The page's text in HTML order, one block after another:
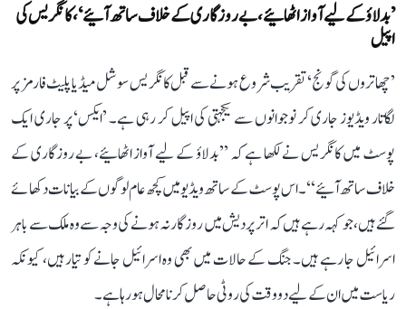
’بدلاؤ کے لیے آواز اٹھائیے، بے روزگاری کے خلاف ساتھ آئیے‘، کانگریس کی
اپیل
’چھاتروں کی گونج‘ تقریب شروع ہونے سے قبل کانگریس سوشل میڈیا پلیٹ فارمز پر
لگاتار ویڈیوز جاری کر نوجوانوں سے یکجہتی کی اپیل کر رہی ہے۔ ’ایکس‘ پر جاری ایک
پوسٹ میں کانگریس نے لکھا ہے کہ ’’بدلاؤ کے لیے آواز اٹھائیے، بے روزگاری کے
خلاف ساتھ آئیے‘‘۔ اس پوسٹ کے ساتھ ویڈیو میں کچھ عام لوگوں کے بیانات دکھائے
گئے ہیں، جو کہہ رہے ہیں کہ اتر پردیش میں روزگار نہ ہونے کی وجہ سے وہ ملک سے باہر
اسرائیل جا رہے ہیں۔ جنگ کے حالات میں بھی وہ اسرائیل جانے کو تیار ہیں، کیونکہ
ریاست میں ان کے لیے دو وقت کی روٹی حاصل کرنا محال ہو رہا ہے۔